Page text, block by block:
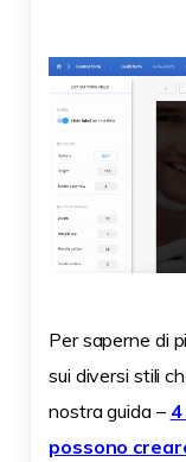
Per saperne di
sui diversi stili
nostra guida –
possono